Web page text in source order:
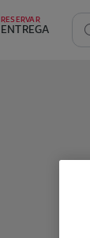
RESERVAR
ENTREGA